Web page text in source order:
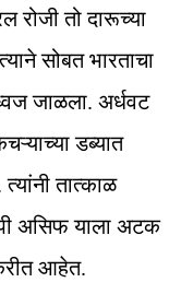
रोजी तो दारूच्या
सोबत भारताचा
जाळला. अर्धवट
डब्यात
तात्काळ
असिफ याला अटक
आहेत.